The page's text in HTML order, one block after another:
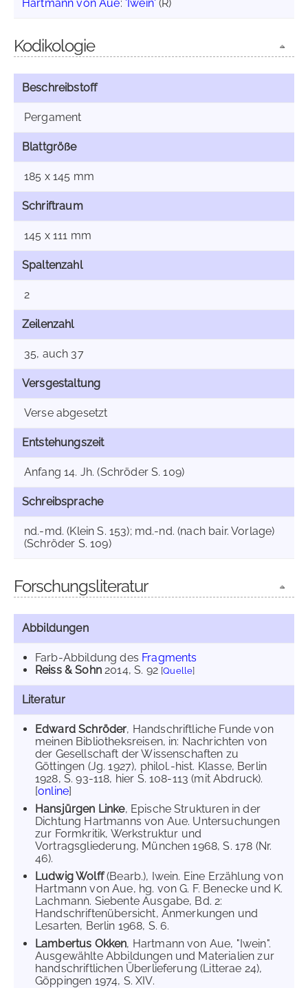
Hartmann von Aue: 'Iwein' (R)
Kodikologie
Beschreibstoff
Pergament
Blattgröße
185 x 145 mm
Schriftraum
145 x 111 mm
Spaltenzahl
2
Zeilenzahl
35, auch 37
Versgestaltung
Verse abgesetzt
Entstehungszeit
Anfang 14. Jh. (Schröder S. 109)
Schreibsprache
nd.-md. (Klein S. 153); md.-nd. (nach bair. Vorlage)
(Schröder S. 109)
Forschungsliteratur
Abbildungen
Farb-Abbildung des Fragments
Reiss & Sohn2014, S. 92 [Quelle]
Literatur
Edward Schröder, Handschriftliche Funde von
meinen Bibliotheksreisen, in: Nachrichten von
der Gesellschaft der Wissenschaften zu
Göttingen (Jg. 1927), philol.-hist. Klasse, Berlin
1928, S. 93-118, hier S. 108-113 (mit Abdruck).
[online]
Hansjürgen Linke, Epische Strukturen in der
Dichtung Hartmanns von Aue. Untersuchungen
zur Formkritik, Werkstruktur und
Vortragsgliederung, München 1968, S. 178 (Nr.
46).
Ludwig Wolff(Bearb.), Iwein. Eine Erzählung von
Hartmann von Aue, hg. von G. F. Benecke und K.
Lachmann. Siebente Ausgabe, Bd. 2:
Handschriftenübersicht, Anmerkungen und
Lesarten, Berlin 1968, S. 6.
Lambertus Okken, Hartmann von Aue, "Iwein".
Ausgewählte Abbildungen und Materialien zur
handschriftlichen Überlieferung (Litterae 24),
Göppingen 1974, S. XIV.